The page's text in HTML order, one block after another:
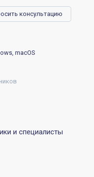
консультацию
macOS
и специалисты